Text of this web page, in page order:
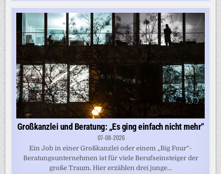
Großkanzlei und Beratung: „Es ging einfach nicht mehr“
07-08-2026
Ein Job in einer Großkanzlei oder einem „Big Four“-
Beratungsunternehmen ist für viele Berufseinsteiger der
große Traum. Hier erzählen drei junge...